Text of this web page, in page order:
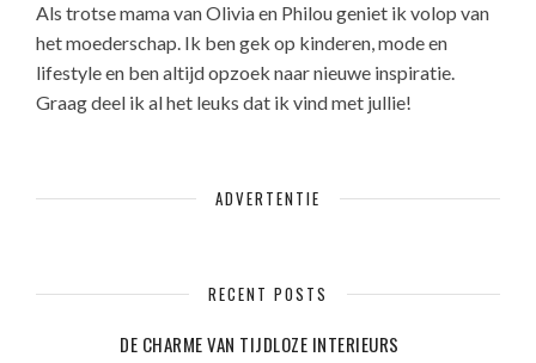
Als trotse mama van Olivia en Philou geniet ik volop van
het moederschap. Ik ben gek op kinderen, mode en
lifestyle en ben altijd opzoek naar nieuwe inspiratie.
Graag deel ik al het leuks dat ik vind met jullie!
ADVERTENTIE
RECENT POSTS
DE CHARME VAN TIJDLOZE INTERIEURS